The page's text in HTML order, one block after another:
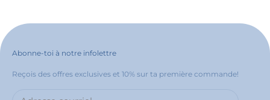
Abonne-toi à notre infolettre
Reçois des offres exclusives et 10% sur ta première commande!